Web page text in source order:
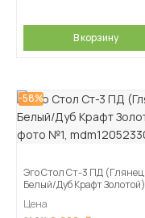
В корзину
-58%
Эго Стол Ст-3 ПД (Глянец
Белый/Дуб Крафт Золотой)
Цена